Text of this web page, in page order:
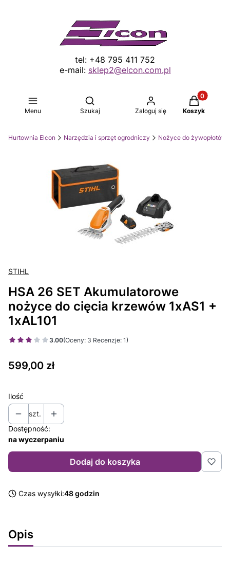
tel: +48 795 411 752
e-mail: sklep2@elcon.com.pl
Menu
Otwórz wyszukiwarkę
Szukaj Zaloguj się
Produkty
Koszyk
Hurtownia Elcon Narzędzia i sprzęt ogrodniczy Nożyce do żywopłotów
STIHL
HSA 26 SET Akumulatorowe
nożyce do cięcia krzewów 1xAS1 +
1xAL101
3.00(Oceny: 3 Recenzje: 1)
Cena
599,00 zł
Ilość
szt.
Dostępność:
na wyczerpaniu
Dodaj do koszyka
Czas wysyłki:48 godzin
Opis